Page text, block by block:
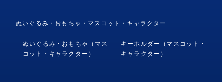
ぬいぐるみ・おもちゃ・マスコット・キャラクター
ぬいぐるみ・おもちゃ（マス
コット・キャラクター）
キーホルダー（マスコット・
キャラクター）